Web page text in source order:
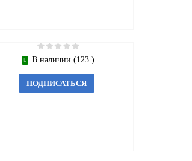
В наличии (123 )
ПОДПИСАТЬСЯ